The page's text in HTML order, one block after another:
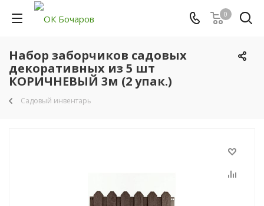
0
Набор заборчиков садовых
декоративных из 5 шт
КОРИЧНЕВЫЙ 3м (2 упак.)
Садовый инвентарь